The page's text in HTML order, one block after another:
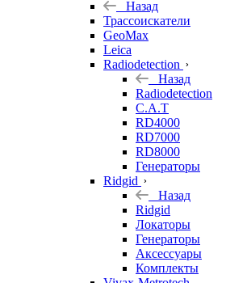
Назад
Трассоискатели
GeoMax
Leica
Radiodetection
Назад
Radiodetection
C.A.T
RD4000
RD7000
RD8000
Генераторы
Ridgid
Назад
Ridgid
Локаторы
Генераторы
Аксессуары
Комплекты